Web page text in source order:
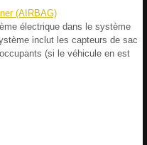
(AIRBAG)
électrique dans le système
inclut les capteurs de sac
(si le véhicule en est